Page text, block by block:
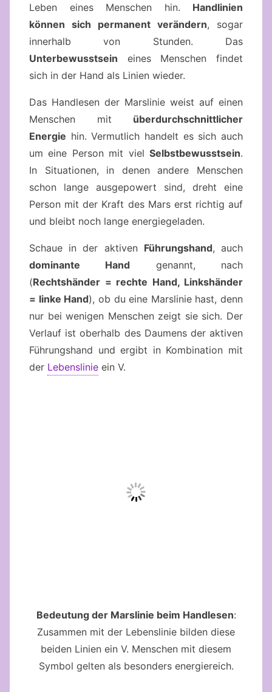
Leben eines Menschen hin. Handlinien
können sich permanent verändern, sogar
innerhalb von Stunden. Das
Unterbewusstsein eines Menschen findet
sich in der Hand als Linien wieder.
Das Handlesen der Marslinie weist auf einen
Menschen mit überdurchschnittlicher
Energie hin. Vermutlich handelt es sich auch
um eine Person mit viel Selbstbewusstsein.
In Situationen, in denen andere Menschen
schon lange ausgepowert sind, dreht eine
Person mit der Kraft des Mars erst richtig auf
und bleibt noch lange energiegeladen.
Schaue in der aktiven Führungshand, auch
dominante Hand genannt, nach
(Rechtshänder = rechte Hand, Linkshänder
= linke Hand), ob du eine Marslinie hast, denn
nur bei wenigen Menschen zeigt sie sich. Der
Verlauf ist oberhalb des Daumens der aktiven
Führungshand und ergibt in Kombination mit
der Lebenslinie ein V.
Bedeutung der Marslinie beim Handlesen:
Zusammen mit der Lebenslinie bilden diese
beiden Linien ein V. Menschen mit diesem
Symbol gelten als besonders energiereich.